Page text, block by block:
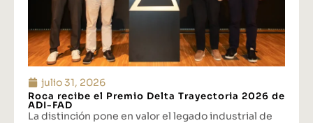
julio 31, 2026
Roca recibe el Premio Delta Trayectoria 2026 de
ADI-FAD
La distinción pone en valor el legado industrial de